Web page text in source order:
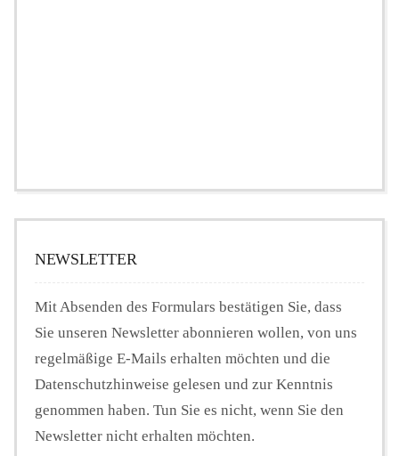
NEWSLETTER
Mit Absenden des Formulars bestätigen Sie, dass
Sie unseren Newsletter abonnieren wollen, von uns
regelmäßige E-Mails erhalten möchten und die
Datenschutzhinweise gelesen und zur Kenntnis
genommen haben. Tun Sie es nicht, wenn Sie den
Newsletter nicht erhalten möchten.